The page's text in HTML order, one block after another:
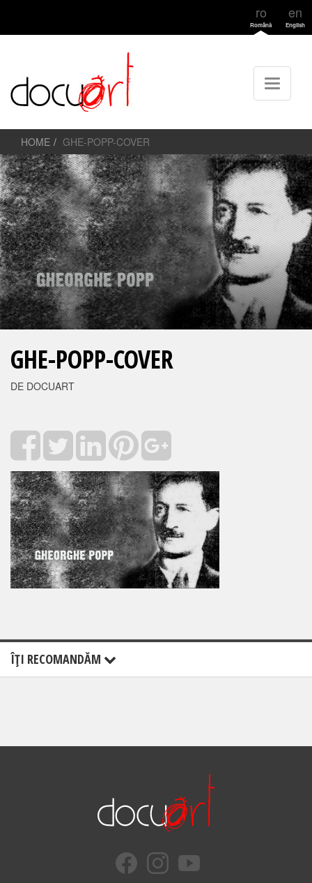
ro
Română
en
English
HOME GHE-POPP-COVER
GHE-POPP-COVER
DE DOCUART
ÎŢI RECOMANDĂM